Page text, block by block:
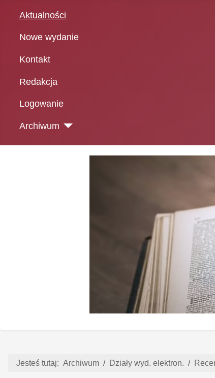
Aktualności
Nowe wydanie
Kontakt
Redakcja
Logowanie
Archiwum
Jesteś tutaj: Archiwum Działy wyd. elektron.